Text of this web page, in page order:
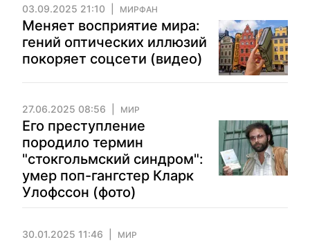
03.09.2025 21:10 МИРФАН
Меняет восприятие мира:
гений оптических иллюзий
покоряет соцсети (видео)
27.06.2025 08:56 МИР
Его преступление
породило термин
"стокгольмский синдром":
умер поп-гангстер Кларк
Улофссон (фото)
30.01.2025 11:46 МИР